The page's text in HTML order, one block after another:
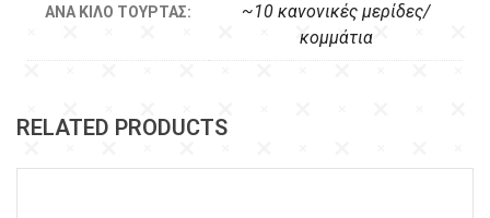
ΑΝΆ ΚΙΛΌ ΤΟΎΡΤΑΣ:
~10 κανονικές μερίδες/
κομμάτια
RELATED PRODUCTS